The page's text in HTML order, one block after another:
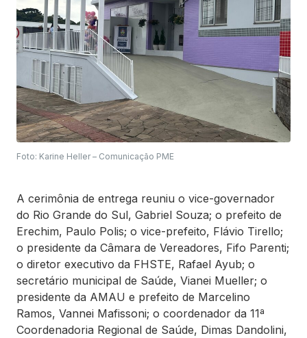
Foto: Karine Heller – Comunicação PME
A cerimônia de entrega reuniu o vice-governador
do Rio Grande do Sul, Gabriel Souza; o prefeito de
Erechim, Paulo Polis; o vice-prefeito, Flávio Tirello;
o presidente da Câmara de Vereadores, Fifo Parenti;
o diretor executivo da FHSTE, Rafael Ayub; o
secretário municipal de Saúde, Vianei Mueller; o
presidente da AMAU e prefeito de Marcelino
Ramos, Vannei Mafissoni; o coordenador da 11ª
Coordenadoria Regional de Saúde, Dimas Dandolini,